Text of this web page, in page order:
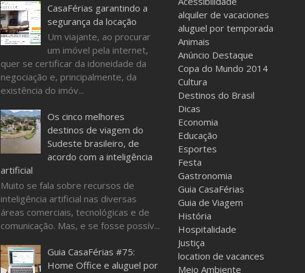
CasaFérias garantindo a
segurança da locação
Um viajante, ao procurar
um imóvel pela internet,
quer se certificar da idoneidade da
negociação e, principalmente, da
existência do imóv...
Os cinco melhores
destinos de viagem do
Sudeste brasileiro, de
acordo com a inteligência
artificial
Muito se fala sobre recursos de
inteligência artificial nas diversas
áreas comerciais, tecnológicas e de
comunicação. Mas, e se fosse possív...
Guia CasaFérias #75:
Home Office e aluguel por
alquiler de vacaciones
aluguel por temporada
Animais
Anúncio Destaque
Copa do Mundo 2014
Cultura
Destinos do Brasil
Dicas
Economia
Educação
Esportes
Festa
Gastronomia
Guia CasaFérias
Guia de Viagem
História
Hospitalidade
Justiça
location de vacances
Meio Ambiente